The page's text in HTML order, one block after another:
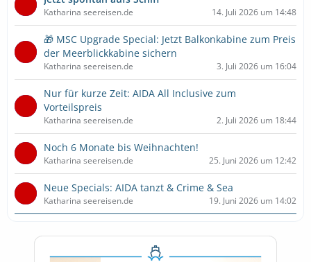
Katharina seereisen.de 14. Juli 2026 um 14:48
🎁 MSC Upgrade Special: Jetzt Balkonkabine zum Preis
der Meerblickkabine sichern
Katharina seereisen.de 3. Juli 2026 um 16:04
Nur für kurze Zeit: AIDA All Inclusive zum
Vorteilspreis
Katharina seereisen.de 2. Juli 2026 um 18:44
Noch 6 Monate bis Weihnachten!
Katharina seereisen.de 25. Juni 2026 um 12:42
Neue Specials: AIDA tanzt & Crime & Sea
Katharina seereisen.de 19. Juni 2026 um 14:02